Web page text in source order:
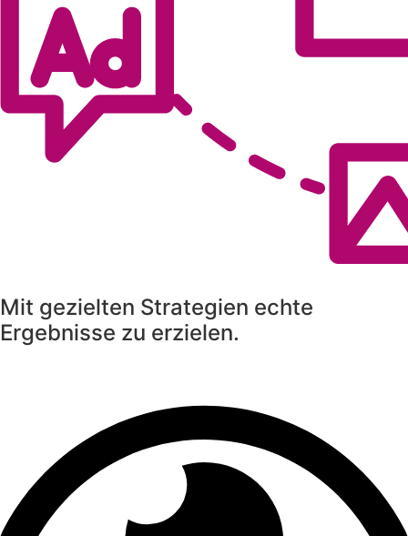
Mit gezielten Strategien echte
Ergebnisse zu erzielen.